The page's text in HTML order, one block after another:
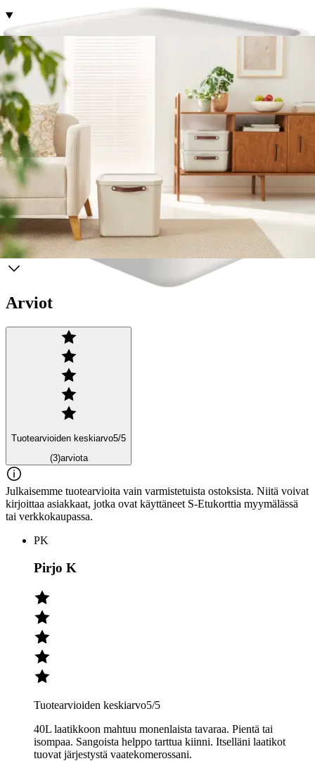
Tuotekuvaus
Rothon valkoinen Maloja-laatikko on modernin tyylikäs ja
monikäyttöinen. Se sopii hyvin erilaisiin säilytystarpeisiin ja
helpottaa tavaroiden järjestyksessä pitämistä. Laatikossa on kansi ja
käytännölliset, ergonomiset kahvat. Laatikko on helppo puhdistaa
pyyhkimällä niin sisä- kuin ulkopuolelta. Laatikon pituus on 39,5
cm, leveys 38 cm ja korkeus 34 cm. Tilavuus on 40 litraa. Materiaali
on muovia.
Ominaisuudet
Arviot
Tuotearvioiden keskiarvo5/5
(3)arviota
Julkaisemme tuotearvioita vain varmistetuista ostoksista. Niitä voivat
kirjoittaa asiakkaat, jotka ovat käyttäneet S-Etukorttia myymälässä
tai verkkokaupassa.
PK
Pirjo K
Tuotearvioiden keskiarvo5/5
40L laatikkoon mahtuu monenlaista tavaraa. Pientä tai
isompaa. Sangoista helppo tarttua kiinni. Itselläni laatikot
tuovat järjestystä vaatekomerossani.